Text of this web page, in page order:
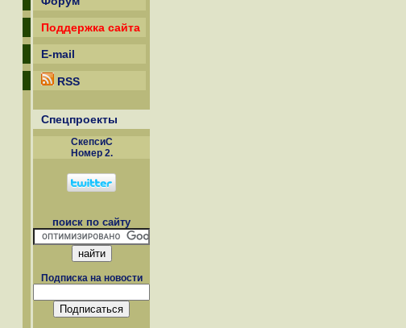
Поддержка сайта
E-mail
RSS
Спецпроекты
СкепсиС
Номер 2.
поиск по сайту
Подписка на новости